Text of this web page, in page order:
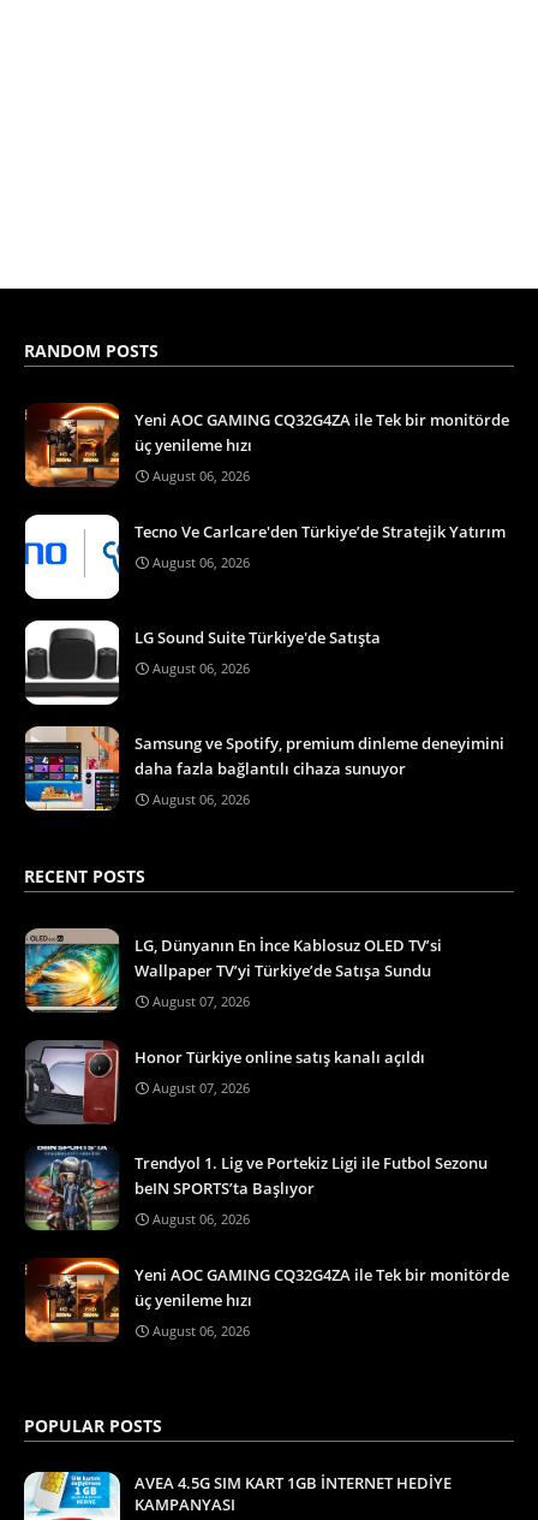
RANDOM POSTS
Yeni AOC GAMING CQ32G4ZA ile Tek bir monitörde
üç yenileme hızı
August 06, 2026
Tecno Ve Carlcare'den Türkiye’de Stratejik Yatırım
August 06, 2026
LG Sound Suite Türkiye'de Satışta
August 06, 2026
Samsung ve Spotify, premium dinleme deneyimini
daha fazla bağlantılı cihaza sunuyor
August 06, 2026
RECENT POSTS
LG, Dünyanın En İnce Kablosuz OLED TV’si
Wallpaper TV’yi Türkiye’de Satışa Sundu
August 07, 2026
Honor Türkiye online satış kanalı açıldı
August 07, 2026
Trendyol 1. Lig ve Portekiz Ligi ile Futbol Sezonu
beIN SPORTS’ta Başlıyor
August 06, 2026
Yeni AOC GAMING CQ32G4ZA ile Tek bir monitörde
üç yenileme hızı
August 06, 2026
POPULAR POSTS
AVEA 4.5G SIM KART 1GB İNTERNET HEDİYE
KAMPANYASI